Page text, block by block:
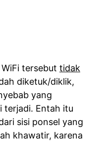
tersebut tidak
diketuk/diklik,
yang
terjadi. Entah itu
sisi ponsel yang
khawatir, karena